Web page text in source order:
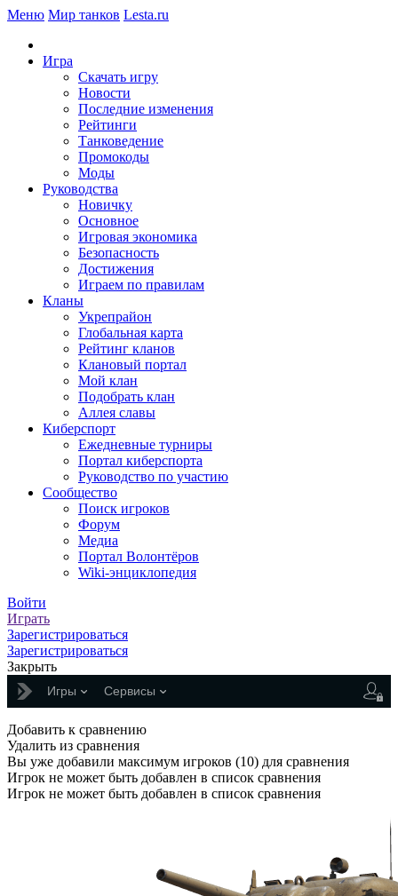
Меню Мир танков Lesta.ru
Игра
Скачать игру
Новости
Последние изменения
Рейтинги
Танковедение
Промокоды
Моды
Руководства
Новичку
Основное
Игровая экономика
Безопасность
Достижения
Играем по правилам
Кланы
Укрепрайон
Глобальная карта
Рейтинг кланов
Клановый портал
Мой клан
Подобрать клан
Аллея славы
Киберспорт
Ежедневные турниры
Портал киберспорта
Руководство по участию
Сообщество
Поиск игроков
Форум
Медиа
Портал Волонтёров
Wiki-энциклопедия
Войти
Играть
Зарегистрироваться
Зарегистрироваться
Закрыть
Игры Сервисы
Добавить к сравнению
Удалить из сравнения
Вы уже добавили максимум игроков (10) для сравнения
Игрок не может быть добавлен в список сравнения
Игрок не может быть добавлен в список сравнения